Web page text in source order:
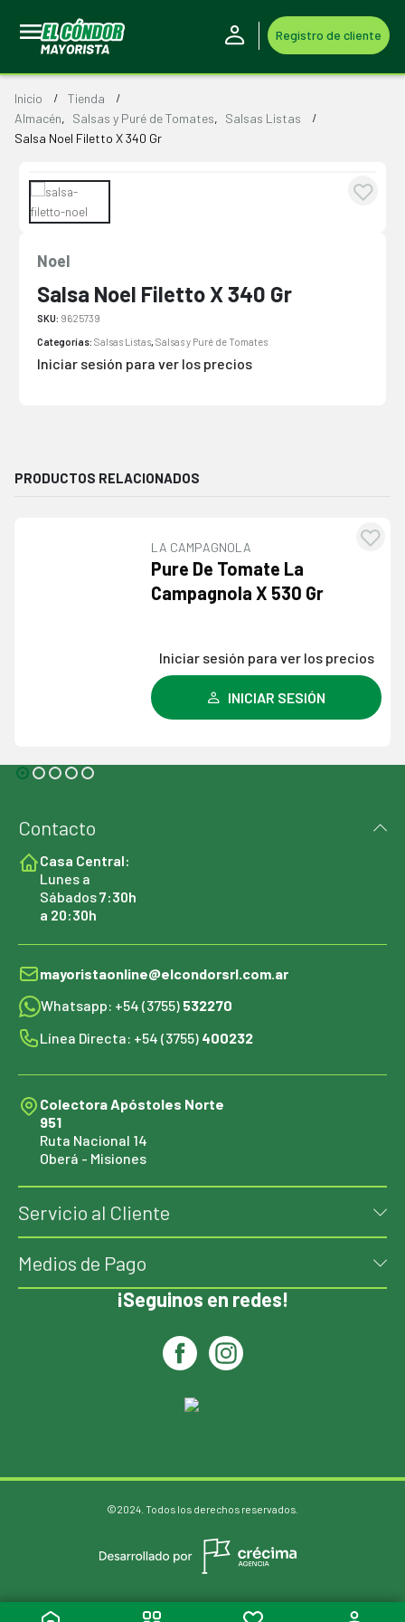
Registro de cliente
Inicio
Tienda
Almacén, Salsas y Puré de Tomates, Salsas Listas
Salsa Noel Filetto X 340 Gr
Noel
Salsa Noel Filetto X 340 Gr
SKU: 9625739
Categorías: Salsas Listas, Salsas y Puré de Tomates
Iniciar sesión para ver los precios
PRODUCTOS RELACIONADOS
LA CAMPAGNOLA
Pure De Tomate La
Campagnola X 530 Gr
Iniciar sesión para ver los precios
INICIAR SESIÓN
Contacto
Casa Central:
Lunes a
Sábados7:30h
a 20:30h
mayoristaonline@elcondorsrl.com.ar
Whatsapp: +54 (3755) 532270
Línea Directa: +54 (3755) 400232
Colectora Apóstoles Norte
951
Ruta Nacional 14
Oberá - Misiones
Servicio al Cliente
Medios de Pago
¡Seguinos en redes!
©2024. Todos los derechos reservados.